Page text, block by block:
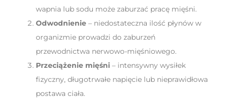
wapnia lub sodu może zaburzać pracę mięśni.
Odwodnienie – niedostateczna ilość płynów w
organizmie prowadzi do zaburzeń
przewodnictwa nerwowo-mięśniowego.
Przeciążenie mięśni – intensywny wysiłek
fizyczny, długotrwałe napięcie lub nieprawidłowa
postawa ciała.